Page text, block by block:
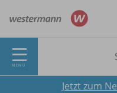
MENÜ
Jetzt zum